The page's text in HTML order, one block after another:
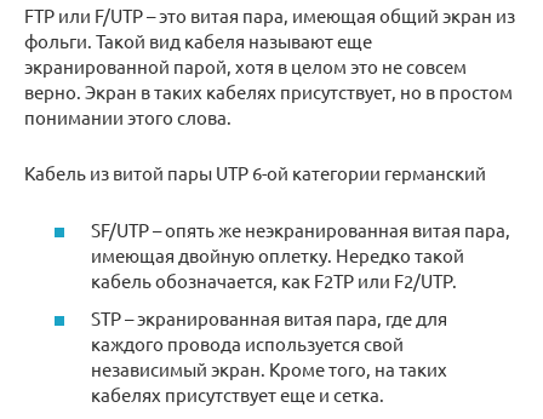
FTP или F/UTP – это витая пара, имеющая общий экран из
фольги. Такой вид кабеля называют еще
экранированной парой, хотя в целом это не совсем
верно. Экран в таких кабелях присутствует, но в простом
понимании этого слова.
Кабель из витой пары UTP 6-ой категории германский
SF/UTP – опять же неэкранированная витая пара,
имеющая двойную оплетку. Нередко такой
кабель обозначается, как F2TP или F2/UTP.
STP – экранированная витая пара, где для
каждого провода используется свой
независимый экран. Кроме того, на таких
кабелях присутствует еще и сетка.